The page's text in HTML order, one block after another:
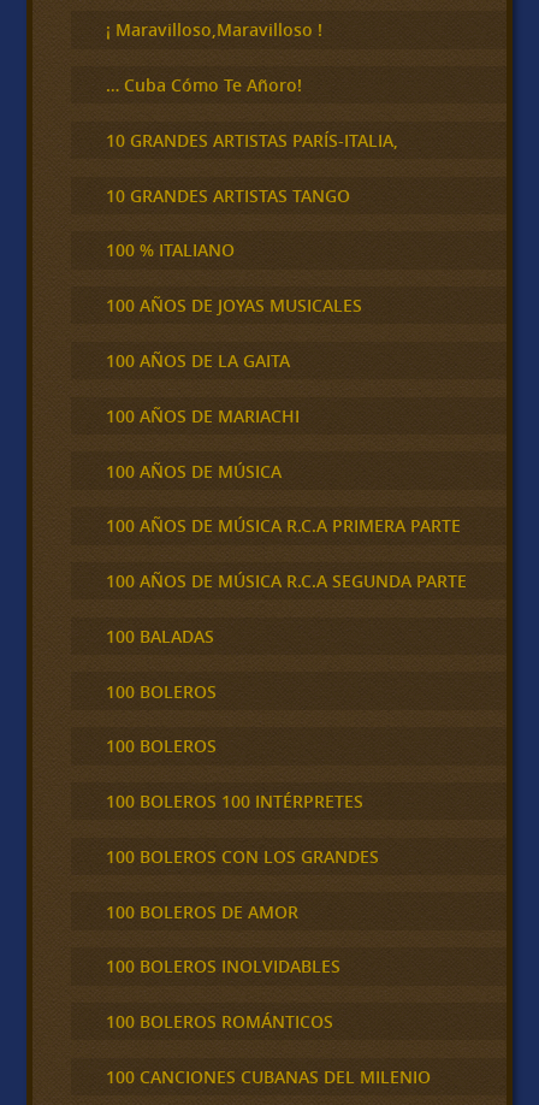
¡ Maravilloso,Maravilloso !
… Cuba Cómo Te Añoro!
10 GRANDES ARTISTAS PARÍS-ITALIA,
10 GRANDES ARTISTAS TANGO
100 % ITALIANO
100 AÑOS DE JOYAS MUSICALES
100 AÑOS DE LA GAITA
100 AÑOS DE MARIACHI
100 AÑOS DE MÚSICA
100 AÑOS DE MÚSICA R.C.A PRIMERA PARTE
100 AÑOS DE MÚSICA R.C.A SEGUNDA PARTE
100 BALADAS
100 BOLEROS
100 BOLEROS
100 BOLEROS 100 INTÉRPRETES
100 BOLEROS CON LOS GRANDES
100 BOLEROS DE AMOR
100 BOLEROS INOLVIDABLES
100 BOLEROS ROMÁNTICOS
100 CANCIONES CUBANAS DEL MILENIO